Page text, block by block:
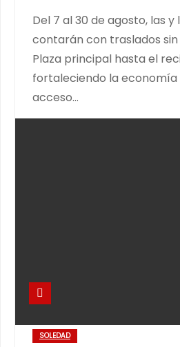
Del 7 al 30 de agosto, las y
contarán con traslados
Plaza principal hasta el
fortaleciendo la economía
acceso…
SOLEDAD